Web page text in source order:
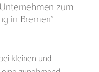
zum
in Bremen"
kleinen und